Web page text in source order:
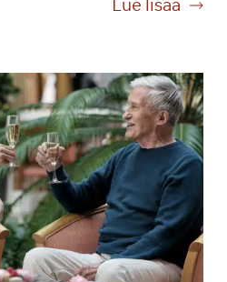
Lue lisää
a
a
n
a
k
a
u
n
i
s